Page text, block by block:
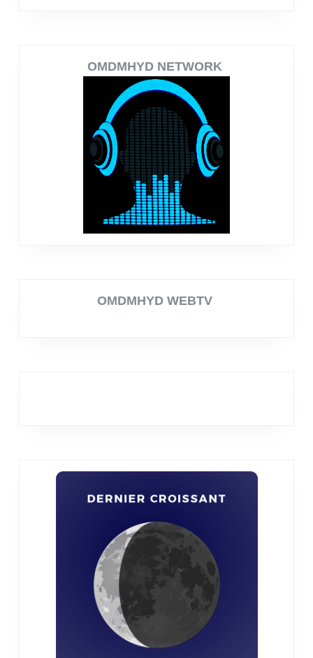
OMDMHYD NETWORK
OMDMHYD WEBTV